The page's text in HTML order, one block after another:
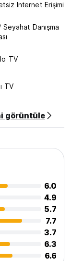
Internet Erişimi
Seyahat Danışma
TV
TV
görüntüle
6.0
4.9
5.7
7.7
3.7
6.3
6.6